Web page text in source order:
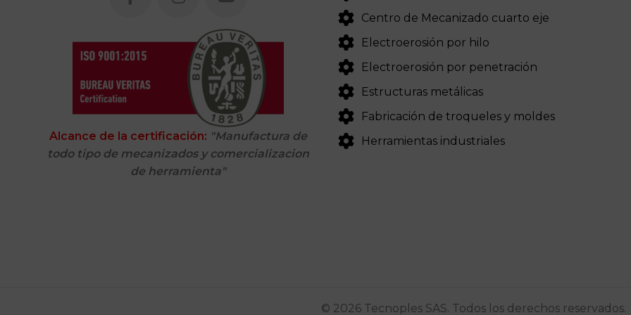
Alcance de la certificación: "Manufactura de
todo tipo de mecanizados y comercializacion
de herramienta"
Centro de Mecanizado cuarto eje
Electroerosión por hilo
Electroerosión por penetración
Estructuras metálicas
Fabricación de troqueles y moldes
Herramientas industriales
© 2026 Tecnoples SAS. Todos los derechos reservados.